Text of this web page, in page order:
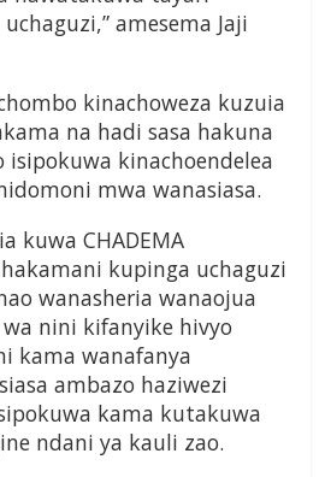
amesema Jaji
kinachoweza kuzuia
na hadi sasa hakuna
isipokuwa kinachoendelea
mwa wanasiasa.
kuwa CHADEMA
kupinga uchaguzi
wanasheria wanaojua
nini kifanyike hivyo
kama wanafanya
ambazo haziwezi
kama kutakuwa
ndani ya kauli zao.